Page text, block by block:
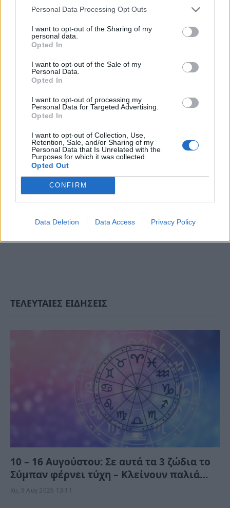
Personal Data Processing Opt Outs
I want to opt-out of the Sharing of my
personal data.
Opted In
I want to opt-out of the Sale of my
Personal Data.
Opted In
I want to opt-out of processing my
Personal Data for Targeted Advertising.
Opted In
I want to opt-out of Collection, Use,
Retention, Sale, and/or Sharing of my
Personal Data that Is Unrelated with the
Purposes for which it was collected.
Opted Out
CONFIRM
Data Deletion Data Access Privacy Policy
άσπρη δούμε θα Καιρός
Κλείδωσαν:
μέρα
ποτέ
ΤΕΛΕΥΤΑΙΕΣ ΕΙΔΗΣΕΙΣ
10 – 16 Αυγούστου: Σε αυτά τα 3 ζώδια το
Σύμπαν φέρνει τύχη – Κλείνουν παλιά
τεφτέρια και τους αντιμετωπίζουν
Κυ, 9 Αυγ 2026 13:11